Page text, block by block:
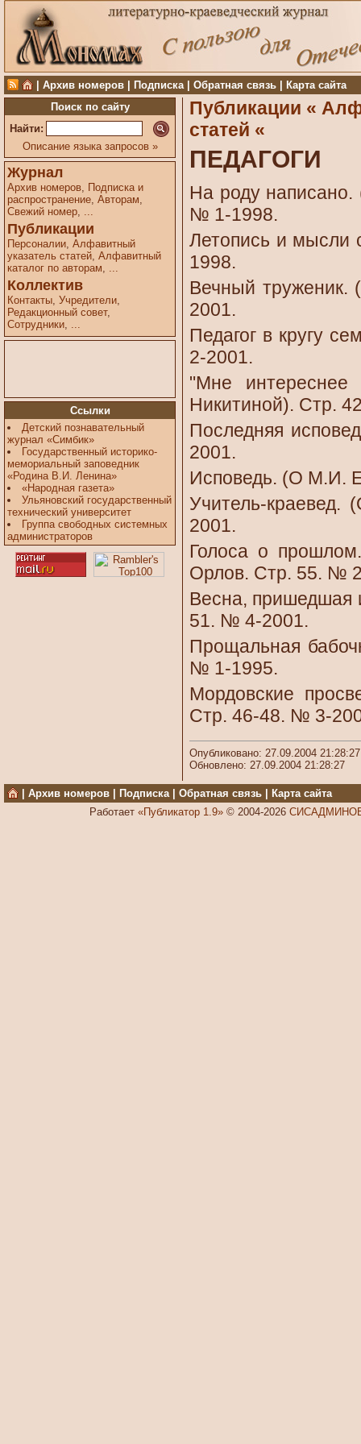
Архив номеров Подписка| Обратная связь
Карта сайта
Поиск по сайту
Найти:
Описание языка запросов »
Журнал
Архив номеров, Подписка и
распространение, Авторам,
Свежий номер, ...
Публикации
Персоналии, Алфавитный
указатель статей, Алфавитный
каталог по авторам, ...
Коллектив
Контакты, Учредители,
Редакционный совет,
Сотрудники, ...
Ссылки
Детский познавательный
журнал «Симбик»
Государственный историко-
мемориальный заповедник
«Родина В.И. Ленина»
«Народная газета»
Ульяновский государственный
технический университет
Группа свободных системных
администраторов
Публикации «
статей «
ПЕДАГОГИ
На роду
№ 1-1998.
Летопись и мысли
1998.
Вечный
2001.
Педагог в кругу
2-2001.
"Мне
Никитиной). Стр.
Последняя
2001.
Исповедь. (О М.И.
Учитель-
2001.
Голоса о
Орлов. Стр. 55. №
Весна, пришедшая
51. № 4-2001.
Прощальная
№ 1-1995.
Мордовские
Стр. 46-48. № 3-
Опубликовано: 27.09.2004 21:28:27
Обновлено: 27.09.2004 21:28:27
Архив номеров Подписка| Обратная связь
Карта сайта
Работает «Публикатор 1.9»© 2004-2026